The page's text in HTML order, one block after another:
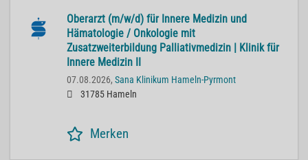
Oberarzt (m/w/d) für Innere Medizin und
Hämatologie / Onkologie mit
Zusatzweiterbildung Palliativmedizin | Klinik für
Innere Medizin II
07.08.2026, Sana Klinikum Hameln-Pyrmont
31785 Hameln
Merken